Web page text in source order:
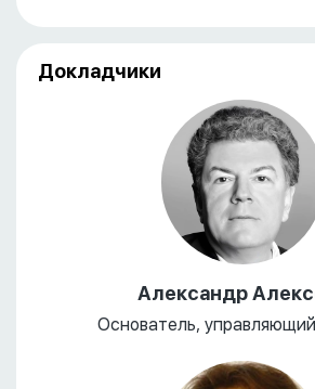
Докладчики
Александр
Основатель,